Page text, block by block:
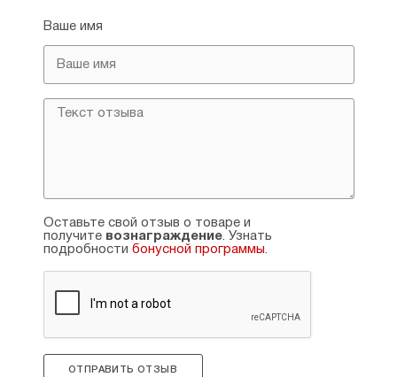
Ваше имя
Оставьте свой отзыв о товаре и
получите вознаграждение. Узнать
подробности бонусной программы.
ОТПРАВИТЬ ОТЗЫВ